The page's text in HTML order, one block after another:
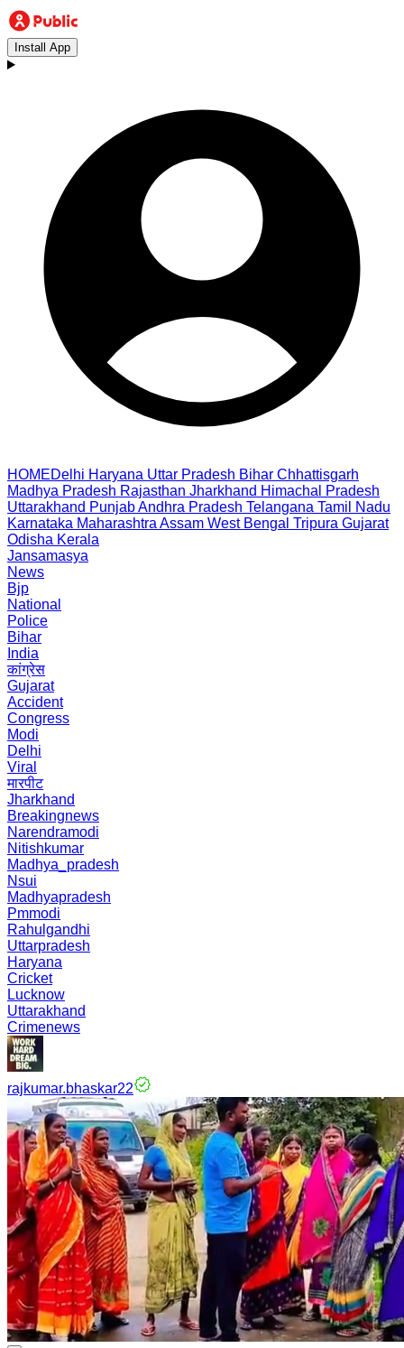
Install App
HOMEDelhi Haryana Uttar Pradesh Bihar Chhattisgarh
Madhya Pradesh Rajasthan Jharkhand Himachal Pradesh
Uttarakhand PunjabAndhra Pradesh Telangana Tamil Nadu
Karnataka Maharashtra Assam West Bengal Tripura Gujarat
Odisha Kerala
Jansamasya
News
Bjp
National
Police
Bihar
India
कांग्रेस
Gujarat
Accident
Congress
Modi
Delhi
Viral
मारपीट
Jharkhand
Breakingnews
Narendramodi
Nitishkumar
Madhya_pradesh
Nsui
Madhyapradesh
Pmmodi
Rahulgandhi
Uttarpradesh
Haryana
Cricket
Lucknow
Uttarakhand
Crimenews
rajkumar.bhaskar22